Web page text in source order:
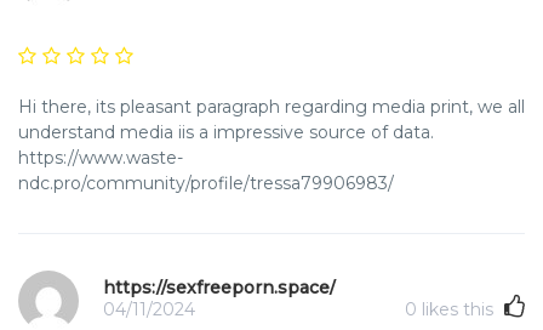
Hi there, its pleasant paragraph regarding media print, we all
understand media iis a impressive source of data.
https://www.waste-
ndc.pro/community/profile/tressa79906983/
https://sexfreeporn.space/
04/11/2024
0 likes this